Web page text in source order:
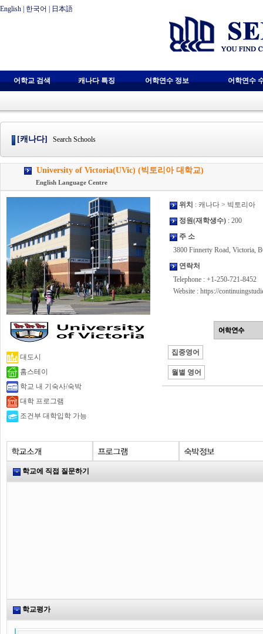
English 한국어 日本語
어학교 검색 캐나다 특징 어학연수 정보 어학연수
[캐나다] Search Schools
University of Victoria(UVic) (빅토리아 대학교)
English Language Centre
대도시
홈스테이
학교 내 기숙사/숙박
대학 프로그램
조건부 대학입학 가능
위치 : 캐나다 > 빅토리아
정원(재학생수) : 200
주 소
3800 Finnerty Road, Victoria,
연락처
Telephone : +1-250-721-8452
Website : https://
집중영어
월별 영어
학교에 직접 질문하기
학교평가